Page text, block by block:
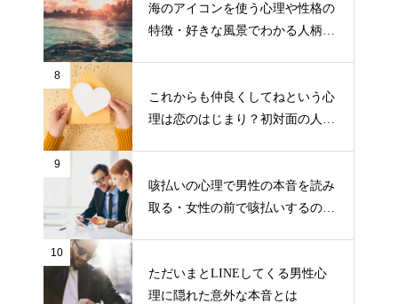
海のアイコンを使う心理や性格の
特徴・好きな風景でわかる人柄に
8
これからも仲良くしてねという心
理は恋のはじまり？初対面の人の
9
咳払いの心理で男性の本音を読み
取る・女性の前で咳払いするのは
10
ただいまとLINEしてくる男性心
理に隠れた意外な本音とは